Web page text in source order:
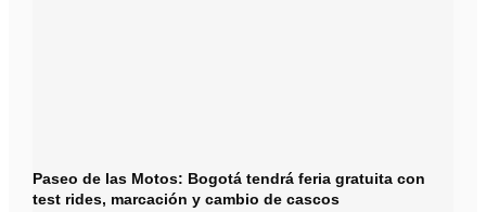
Paseo de las Motos: Bogotá tendrá feria gratuita con
test rides, marcación y cambio de cascos